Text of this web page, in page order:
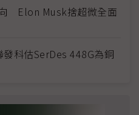
Elon Musk捨超微全面
科估SerDes 448G為銅